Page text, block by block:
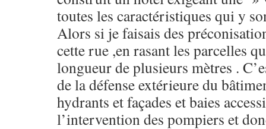
toutes les caractéristiques qui y
Alors si je faisais des
cette rue ,en rasant les parcelles
longueur de plusieurs mètres .
de la défense extérieure du
hydrants et façades et baies
l’intervention des pompiers et